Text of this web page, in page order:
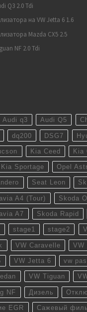
Q3 2.0 Tdi
на VW Jetta 6 1.6
Mazda CX5 2.5
NF 2.0 Tdi
Audi q3 Audi Q5
dq200 DSG7
Kia Ceed Kia
Kia Sportage Opel
Seat Leon
A4 (Tour) Skoda
A7 Skoda Rapid
stage1 stage2
VW Caravelle VW
VW Jetta 6 vw
VW Tiguan
NF Дизель
EGR Сажевый